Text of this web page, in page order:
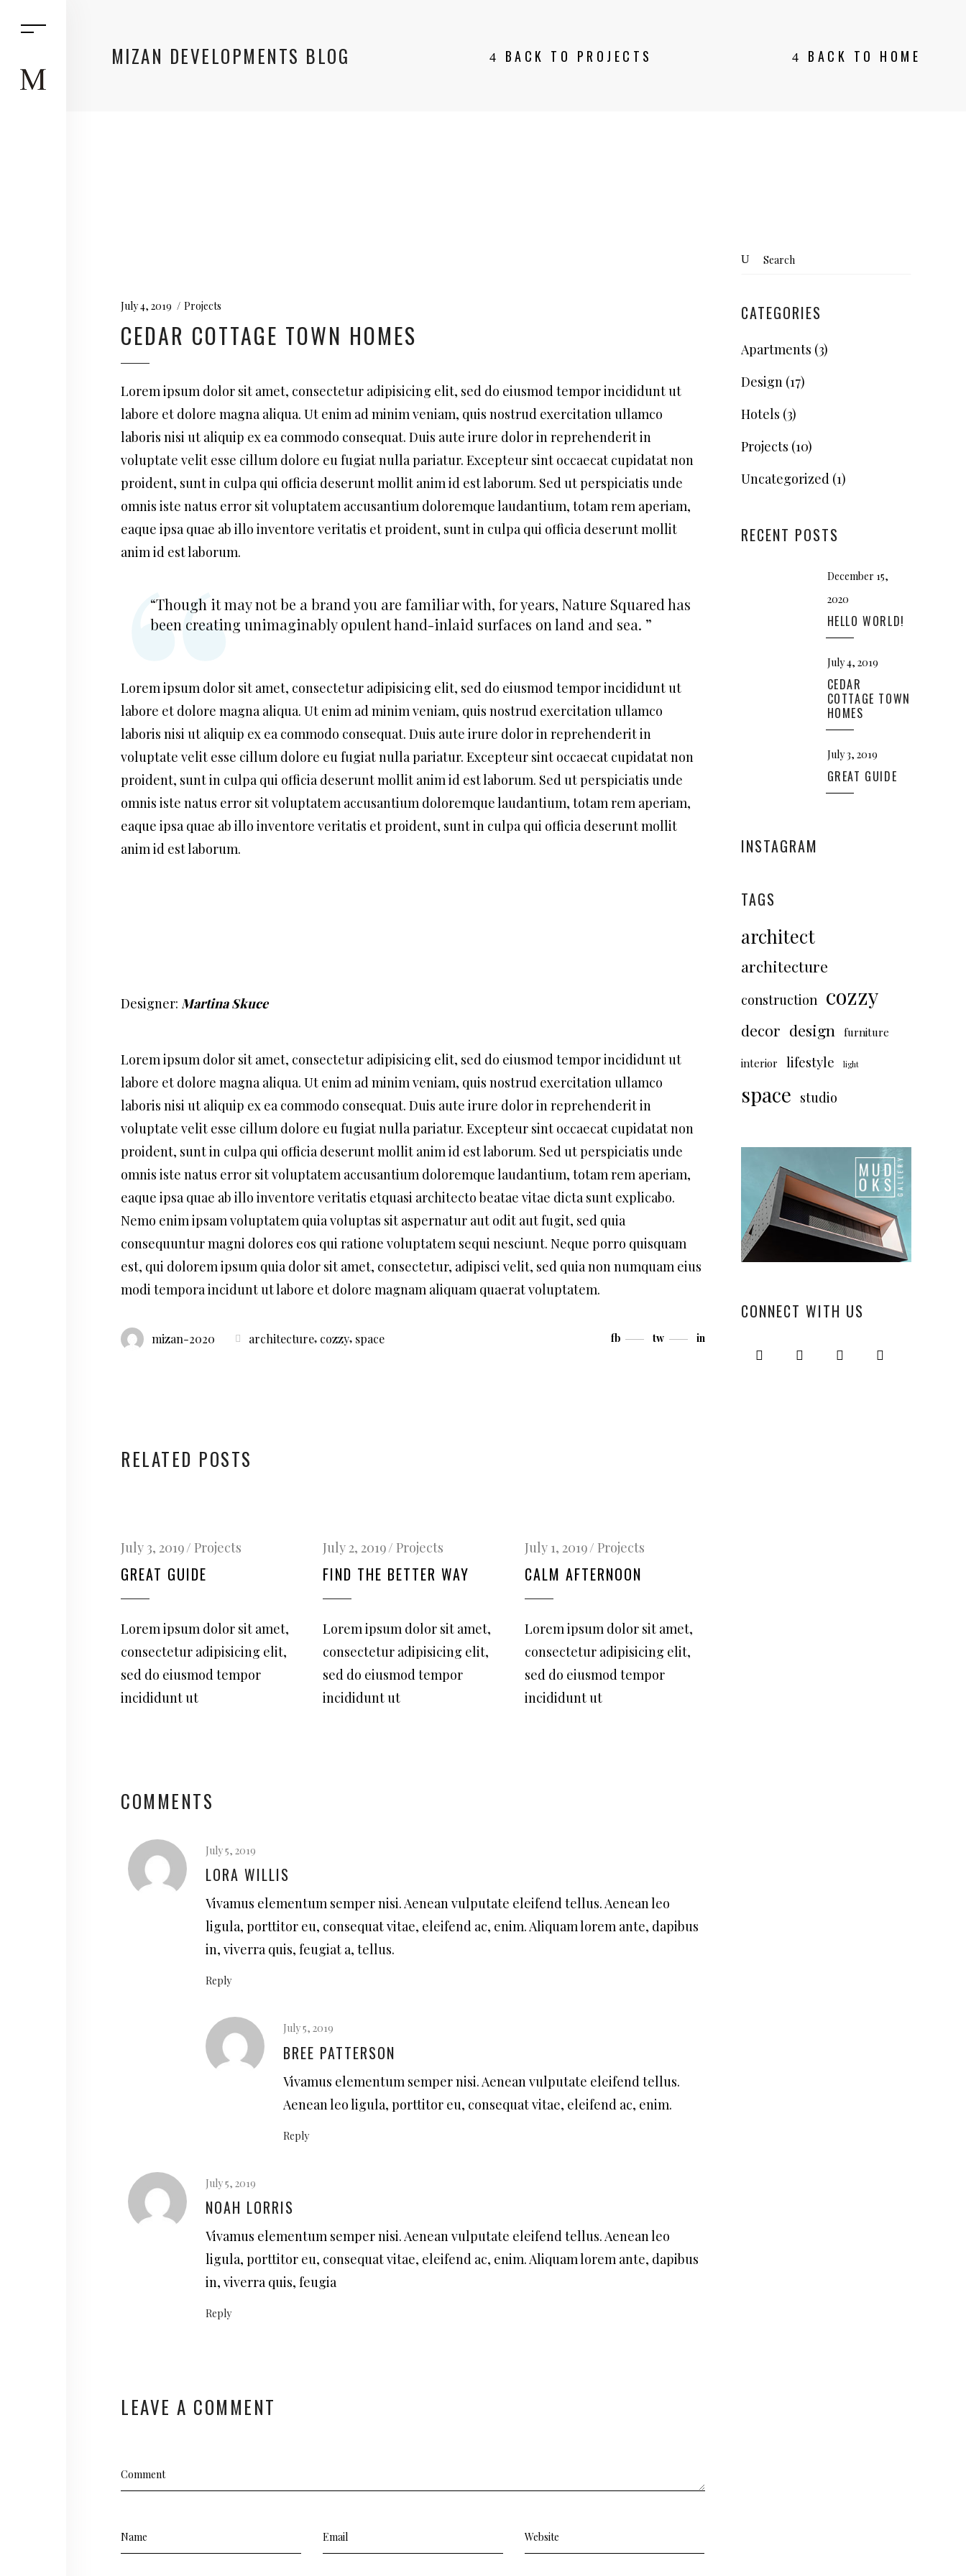
MIZAN DEVELOPMENTS BLOG BACK TO PROJECTS BACK TO HOME
July 4, 2019 Projects
CEDAR COTTAGE TOWN HOMES
Lorem ipsum dolor sit amet, consectetur adipisicing elit, sed do eiusmod tempor incididunt ut
labore et dolore magna aliqua. Ut enim ad minim veniam, quis nostrud exercitation ullamco
laboris nisi ut aliquip ex ea commodo consequat. Duis aute irure dolor in reprehenderit in
voluptate velit esse cillum dolore eu fugiat nulla pariatur. Excepteur sint occaecat cupidatat non
proident, sunt in culpa qui officia deserunt mollit anim id est laborum. Sed ut perspiciatis unde
omnis iste natus error sit voluptatem accusantium doloremque laudantium, totam rem aperiam,
eaque ipsa quae ab illo inventore veritatis et proident, sunt in culpa qui officia deserunt mollit
anim id est laborum.
“Though it may not be a brand you are familiar with, for years, Nature Squared has
been creating unimaginably opulent hand-inlaid surfaces on land and sea. ”
Lorem ipsum dolor sit amet, consectetur adipisicing elit, sed do eiusmod tempor incididunt ut
labore et dolore magna aliqua. Ut enim ad minim veniam, quis nostrud exercitation ullamco
laboris nisi ut aliquip ex ea commodo consequat. Duis aute irure dolor in reprehenderit in
voluptate velit esse cillum dolore eu fugiat nulla pariatur. Excepteur sint occaecat cupidatat non
proident, sunt in culpa qui officia deserunt mollit anim id est laborum. Sed ut perspiciatis unde
omnis iste natus error sit voluptatem accusantium doloremque laudantium, totam rem aperiam,
eaque ipsa quae ab illo inventore veritatis et proident, sunt in culpa qui officia deserunt mollit
anim id est laborum.
Designer: Martina Skuce
Lorem ipsum dolor sit amet, consectetur adipisicing elit, sed do eiusmod tempor incididunt ut
labore et dolore magna aliqua. Ut enim ad minim veniam, quis nostrud exercitation ullamco
laboris nisi ut aliquip ex ea commodo consequat. Duis aute irure dolor in reprehenderit in
voluptate velit esse cillum dolore eu fugiat nulla pariatur. Excepteur sint occaecat cupidatat non
proident, sunt in culpa qui officia deserunt mollit anim id est laborum. Sed ut perspiciatis unde
omnis iste natus error sit voluptatem accusantium doloremque laudantium, totam rem aperiam,
eaque ipsa quae ab illo inventore veritatis etquasi architecto beatae vitae dicta sunt explicabo.
Nemo enim ipsam voluptatem quia voluptas sit aspernatur aut odit aut fugit, sed quia
consequuntur magni dolores eos qui ratione voluptatem sequi nesciunt. Neque porro quisquam
est, qui dolorem ipsum quia dolor sit amet, consectetur, adipisci velit, sed quia non numquam eius
modi tempora incidunt ut labore et dolore magnam aliquam quaerat voluptatem.
mizan-2020 architecture, cozzy, space fb tw in
RELATED POSTS
July 3, 2019 Projects
GREAT GUIDE
Lorem ipsum dolor sit amet,
consectetur adipisicing elit,
sed do eiusmod tempor
incididunt ut
July 2, 2019 Projects
FIND THE BETTER WAY
Lorem ipsum dolor sit amet,
consectetur adipisicing elit,
sed do eiusmod tempor
incididunt ut
July 1, 2019 Projects
CALM AFTERNOON
Lorem ipsum dolor sit amet,
consectetur adipisicing elit,
sed do eiusmod tempor
incididunt ut
COMMENTS
July 5, 2019
LORA WILLIS
Vivamus elementum semper nisi. Aenean vulputate eleifend tellus. Aenean leo
ligula, porttitor eu, consequat vitae, eleifend ac, enim. Aliquam lorem ante, dapibus
in, viverra quis, feugiat a, tellus.
Reply
July 5, 2019
BREE PATTERSON
Vivamus elementum semper nisi. Aenean vulputate eleifend tellus.
Aenean leo ligula, porttitor eu, consequat vitae, eleifend ac, enim.
Reply
July 5, 2019
NOAH LORRIS
Vivamus elementum semper nisi. Aenean vulputate eleifend tellus. Aenean leo
ligula, porttitor eu, consequat vitae, eleifend ac, enim. Aliquam lorem ante, dapibus
in, viverra quis, feugia
Reply
LEAVE A COMMENT
Search
CATEGORIES
Apartments (3)
Design(17)
Hotels (3)
Projects (10)
Uncategorized(1)
RECENT POSTS
December 15,
2020
HELLO WORLD!
July 4, 2019
CEDAR
COTTAGE TOWN
HOMES
July 3, 2019
GREAT GUIDE
INSTAGRAM
TAGS
architect
architecture
construction cozzy
decor design furniture
interior lifestyle light
space studio
CONNECT WITH US